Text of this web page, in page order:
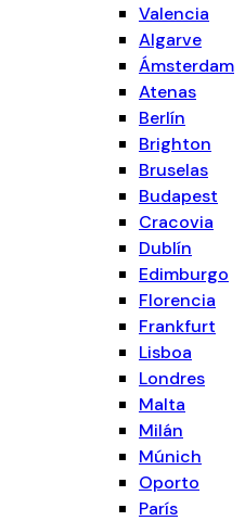
Valencia
Algarve
Ámsterdam
Atenas
Berlín
Brighton
Bruselas
Budapest
Cracovia
Dublín
Edimburgo
Florencia
Frankfurt
Lisboa
Londres
Malta
Milán
Múnich
Oporto
París